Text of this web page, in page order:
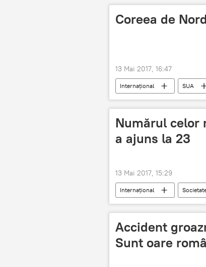
Coreea de
13 Mai 2017, 16:47
Internaţional SUA
Rachete
Testare
Numărul celor
a ajuns la 23
13 Mai 2017, 15:29
Internaţional
Accident
Sunt oare